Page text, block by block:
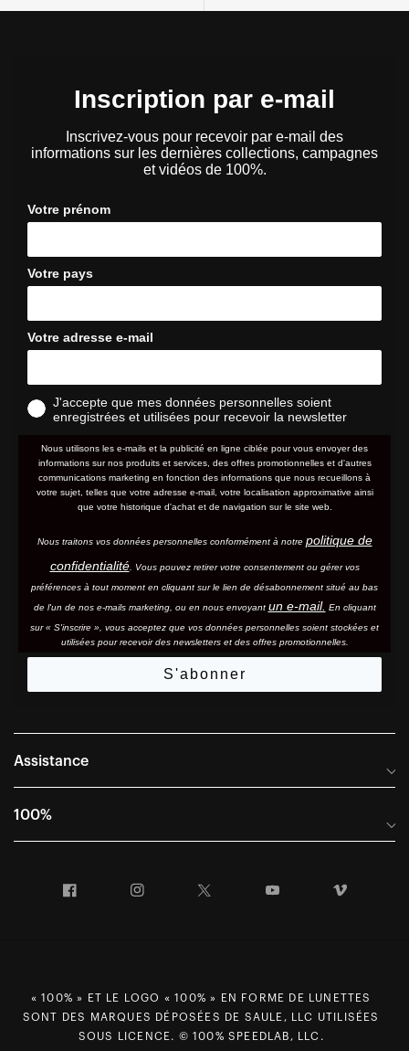
Inscription par e-mail
Inscrivez-vous pour recevoir par e-mail des
informations sur les dernières collections, campagnes
et vidéos de 100%.
Votre prénom
Votre pays
Votre adresse e-mail
J'accepte que mes données personnelles soient
enregistrées et utilisées pour recevoir la newsletter
Nous utilisons les e-mails et la publicité en ligne ciblée pour vous envoyer des
informations sur nos produits et services, des offres promotionnelles et d'autres
communications marketing en fonction des informations que nous recueillons à
votre sujet, telles que votre adresse e-mail, votre localisation approximative ainsi
que votre historique d'achat et de navigation sur le site web.
Nous traitons vos données personnelles conformément à notre politique de
confidentialité. Vous pouvez retirer votre consentement ou gérer vos
préférences à tout moment en cliquant sur le lien de désabonnement situé au bas
de l'un de nos e-mails marketing, ou en nous envoyant un e-mail. En cliquant
sur « S'inscrire », vous acceptez que vos données personnelles soient stockées et
utilisées pour recevoir des newsletters et des offres promotionnelles.
S'abonner
Assistance
Foire aux questions
Conditions générales de vente
100%
Informations sur l'entreprise
du RGPD
Facebook Instagram YouTube
« 100% » ET LE LOGO « 100% » EN FORME DE LUNETTES
SONT DES MARQUES DÉPOSÉES DE SAULE, LLC UTILISÉES
SOUS LICENCE. © 100% SPEEDLAB, LLC.